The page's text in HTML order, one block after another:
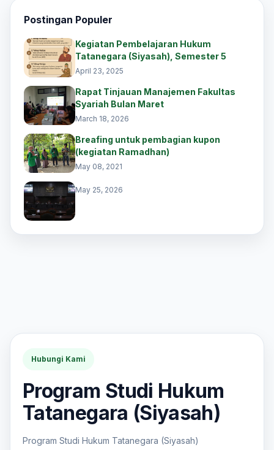
Postingan Populer
Kegiatan Pembelajaran Hukum
Tatanegara (Siyasah), Semester 5
April 23, 2025
Rapat Tinjauan Manajemen Fakultas
Syariah Bulan Maret
March 18, 2026
Breafing untuk pembagian kupon
(kegiatan Ramadhan)
May 08, 2021
May 25, 2026
Hubungi Kami
Program Studi Hukum
Tatanegara (Siyasah)
Program Studi Hukum Tatanegara (Siyasah)